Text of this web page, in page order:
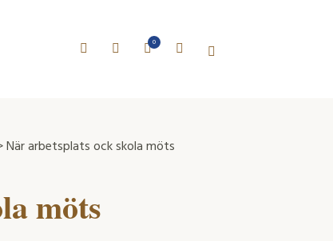
0
När arbetsplats ock skola möts
möts